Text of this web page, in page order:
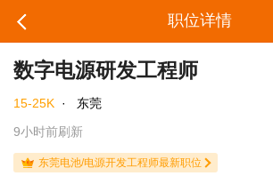
职位详情
数字电源研发工程师
15-25K ·
东莞
9小时前刷新
东莞电池/电源开发工程师最新职位